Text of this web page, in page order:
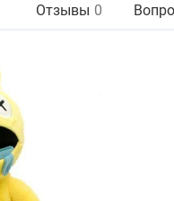
Отзывы 0